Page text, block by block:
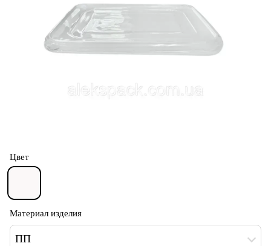
Цвет
Материал изделия
ПП